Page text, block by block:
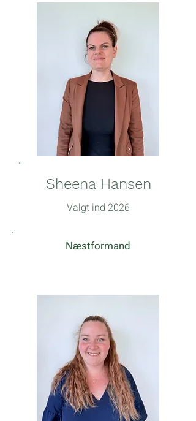
Sheena Hansen
Valgt ind 2026
Næstformand